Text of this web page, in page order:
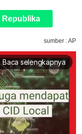
Republika
sumber : AP
Baca selengkapnya